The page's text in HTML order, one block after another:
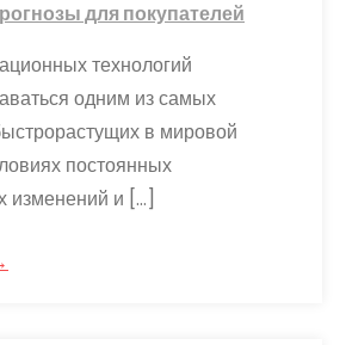
для покупателей
технологий
одним из самых
в мировой
постоянных
изменений и […]